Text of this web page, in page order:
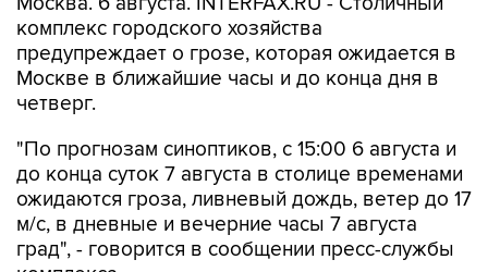
комплекс городского хозяйства
предупреждает о грозе, которая ожидается в
Москве в ближайшие часы и до конца дня в
четверг.
"По прогнозам синоптиков, с 15:00 6 августа и
до конца суток 7 августа в столице временами
ожидаются гроза, ливневый дождь, ветер до 17
м/с, в дневные и вечерние часы 7 августа
град", - говорится в сообщении пресс-службы